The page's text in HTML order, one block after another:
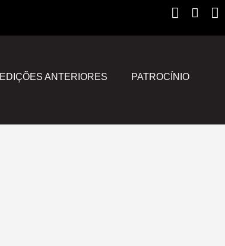
EDIÇÕES ANTERIORES PATROCÍNIO